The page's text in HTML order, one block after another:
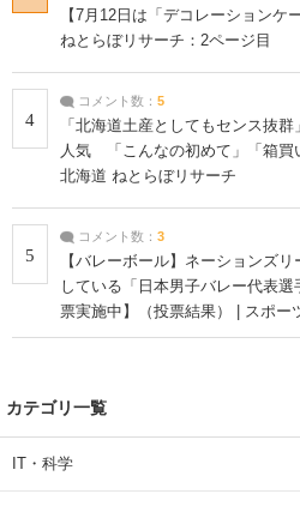
【7月12日は「デコレーションケ
ねとらぼリサーチ：2ページ目
4
コメント数： 5
「北海道土産としてもセンス抜
人気 「こんなの初めて」「箱買
北海道 ねとらぼリサーチ
5
コメント数： 3
【バレーボール】ネーションズ
している「日本男子バレー代表
票実施中】（投票結果） | スポー
カテゴリ一覧
IT・科学